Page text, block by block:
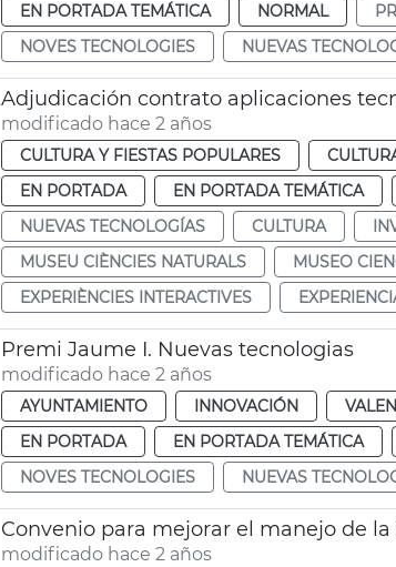
EN PORTADA TEMÁTICA
NORMAL
NOVES TECNOLOGIES
NUEVAS
Adjudicación contrato aplicaciones
modificado hace 2 años
CULTURA Y FIESTAS POPULARES
EN PORTADA
EN PORTADA TEMÁTICA
NUEVAS TECNOLOGÍAS
CULTURA
MUSEU CIÈNCIES NATURALS
MUSEO
EXPERIÈNCIES INTERACTIVES
Premi Jaume I. Nuevas tecnologias
modificado hace 2 años
AYUNTAMIENTO INNOVACIÓN
EN PORTADA
EN PORTADA TEMÁTICA
NOVES TECNOLOGIES
NUEVAS
Convenio para mejorar el manejo de
modificado hace 2 años